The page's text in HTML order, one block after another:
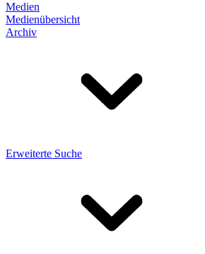
Medien
Medienübersicht
Archiv
Erweiterte Suche